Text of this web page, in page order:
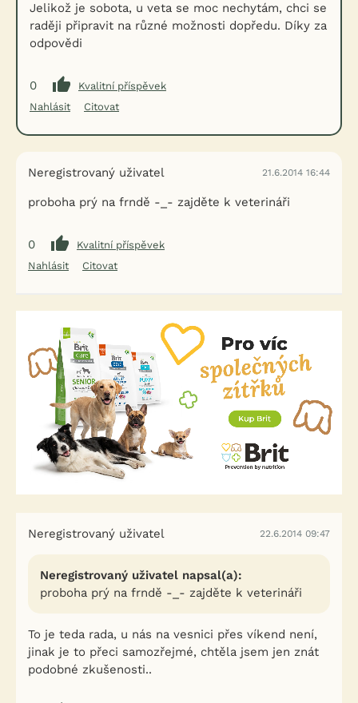
Jelikož je sobota, u veta se moc nechytám, chci se
raději připravit na různé možnosti dopředu. Díky za
odpovědi
0
Kvalitní příspěvek
Nahlásit
Citovat
Neregistrovaný uživatel 21.6.2014 16:44
proboha prý na frndě -_- zajděte k veterináři
0
Kvalitní příspěvek
Nahlásit
Citovat
Neregistrovaný uživatel 22.6.2014 09:47
Neregistrovaný uživatel napsal(a):
proboha prý na frndě -_- zajděte k veterináři
To je teda rada, u nás na vesnici přes víkend není,
jinak je to přeci samozřejmé, chtěla jsem jen znát
podobné zkušenosti..